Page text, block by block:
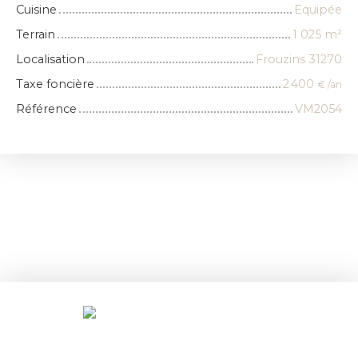
Cuisine
Equipée
Terrain
1 025 m²
Localisation
Frouzins 31270
Taxe foncière
2 400 € /an
Référence VM2054